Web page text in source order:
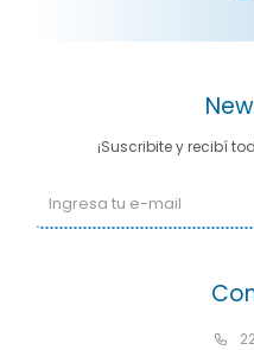
¡Suscribite y recibí